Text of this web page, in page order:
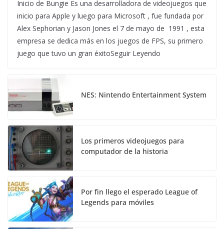
Inicio de Bungie Es una desarrolladora de videojuegos que
inicio para Apple y luego para Microsoft , fue fundada por
Alex Sephorian y Jason Jones el 7 de mayo de 1991 , esta
empresa se dedica más en los juegos de FPS, su primero
juego que tuvo un gran éxitoSeguir Leyendo
NES: Nintendo Entertainment System
Los primeros videojuegos para
computador de la historia
Por fin llego el esperado League of
Legends para móviles